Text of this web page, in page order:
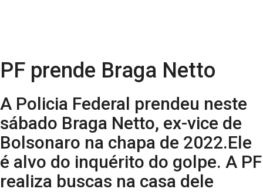
PF prende Braga Netto
A Policia Federal prendeu neste
sábado Braga Netto, ex-vice de
Bolsonaro na chapa de 2022.Ele
é alvo do inquérito do golpe. A PF
realiza buscas na casa dele